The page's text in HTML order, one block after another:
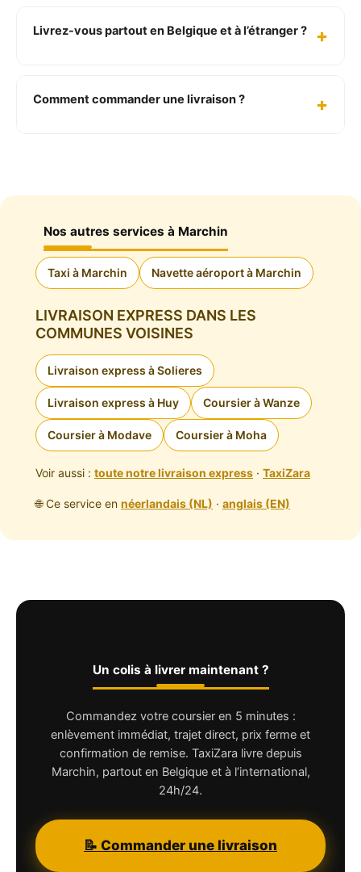
Livrez-vous partout en Belgique et à l’étranger ?
Comment commander une livraison ?
Nos autres services à Marchin
Taxi à Marchin Navette aéroport à Marchin
LIVRAISON EXPRESS DANS LES
COMMUNES VOISINES
Livraison express à Solieres
Livraison express à Huy Coursier à Wanze
Coursier à Modave Coursier à Moha
Voir aussi : toute notre livraison express · TaxiZara
🌐 Ce service en néerlandais (NL) · anglais (EN)
Un colis à livrer maintenant ?
Commandez votre coursier en 5 minutes :
enlèvement immédiat, trajet direct, prix ferme et
confirmation de remise. TaxiZara livre depuis
Marchin, partout en Belgique et à l’international,
24h/24.
📝 Commander une livraison